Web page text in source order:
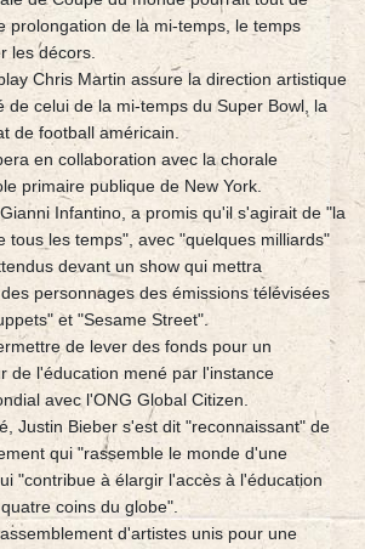
prolongation de la mi-temps, le temps
les décors.
Chris Martin assure la direction artistique
de celui de la mi-temps du Super Bowl, la
de football américain.
en collaboration avec la chorale
primaire publique de New York.
Infantino, a promis qu'il s'agirait de "la
tous les temps", avec "quelques milliards"
devant un show qui mettra
personnages des émissions télévisées
et "Sesame Street".
de lever des fonds pour un
de l'éducation mené par l'instance
avec l'ONG Global Citizen.
Justin Bieber s'est dit "reconnaissant" de
qui "rassemble le monde d'une
"contribue à élargir l'accès à l'éducation
coins du globe".
d'artistes unis pour une